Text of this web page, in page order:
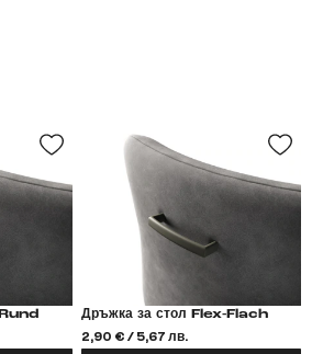
Flex-Rund Дръжка за стол Flex-Flach
2,90 € / 5,67 лв.